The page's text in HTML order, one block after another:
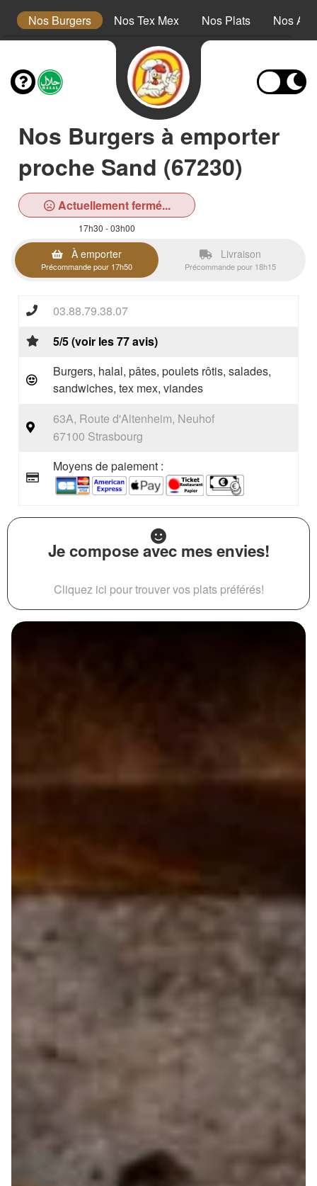
Nos Burgers Nos Tex Mex Nos Plats Nos
Nos Burgers à emporter
proche Sand (67230)
Actuellement fermé...
17h30 - 03h00
À emporter
Précommande pour 17h50
Livraison
Précommande pour 18h15
03.88.79.38.07
5/5 (voir les 77 avis)
Burgers, halal, pâtes, poulets rôtis, salades,
sandwiches, tex mex, viandes
63A, Route d'Altenheim, Neuhof
67100 Strasbourg
Moyens de paiement :
Je compose avec mes envies!
Cliquez ici pour trouver vos plats préférés!